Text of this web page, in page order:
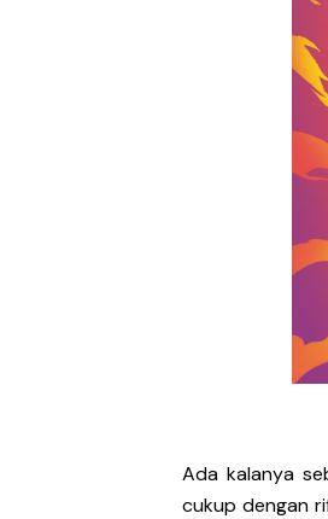
Ada kalanya
cukup dengan